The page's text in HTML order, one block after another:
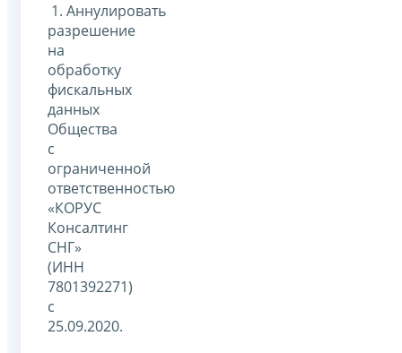
1. Аннулировать
разрешение
на
обработку
фискальных
данных
Общества
с
ограниченной
ответственностью
«КОРУС
Консалтинг
СНГ»
(ИНН
7801392271)
с
25.09.2020.